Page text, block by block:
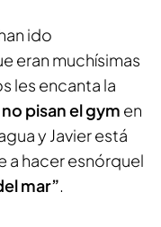
ido
eran muchísimas
les encanta la
pisan el gym en
y Javier está
a hacer esnórquel
mar”.